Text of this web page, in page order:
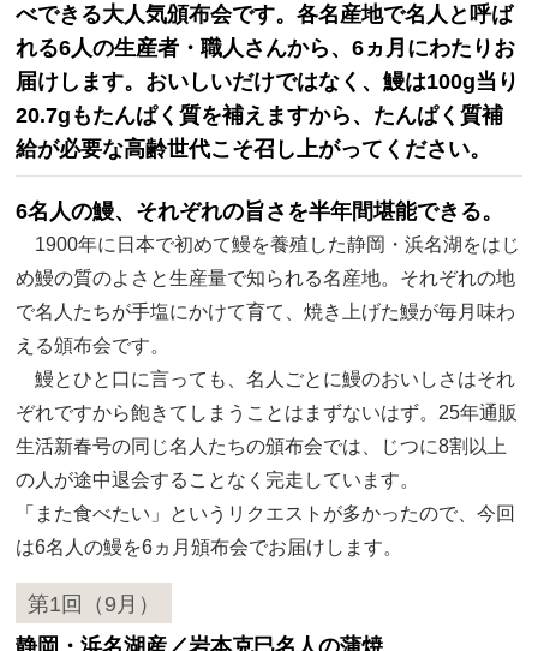
べできる大人気頒布会です。各名産地で名人と呼ば
れる6人の生産者・職人さんから、6ヵ月にわたりお
届けします。おいしいだけではなく、鰻は100g当り
20.7gもたんぱく質を補えますから、たんぱく質補
給が必要な高齢世代こそ召し上がってください。
6名人の鰻、それぞれの旨さを半年間堪能できる。
1900年に日本で初めて鰻を養殖した静岡・浜名湖をはじ
め鰻の質のよさと生産量で知られる名産地。それぞれの地
で名人たちが手塩にかけて育て、焼き上げた鰻が毎月味わ
える頒布会です。
鰻とひと口に言っても、名人ごとに鰻のおいしさはそれ
ぞれですから飽きてしまうことはまずないはず。25年通販
生活新春号の同じ名人たちの頒布会では、じつに8割以上
の人が途中退会することなく完走しています。
「また食べたい」というリクエストが多かったので、今回
は6名人の鰻を6ヵ月頒布会でお届けします。
第1回（9月）
静岡・浜名湖産／岩本克巳名人の蒲焼